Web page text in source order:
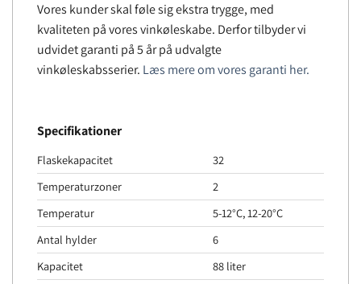
Vores kunder skal føle sig ekstra trygge, med
kvaliteten på vores vinkøleskabe. Derfor tilbyder vi
udvidet garanti på 5 år på udvalgte
vinkøleskabsserier. Læs mere om vores garanti her.
Specifikationer
Flaskekapacitet
32
Temperaturzoner
2
Temperatur
5-12°C, 12-20°C
Antal hylder
6
Kapacitet
88 liter